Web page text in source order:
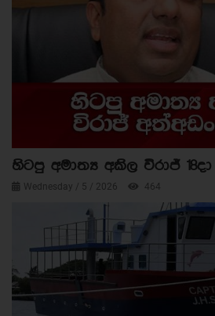
හිටපු අමාත්‍ය අකිල විරාජ්
Wednesday / 5 / 2026 464